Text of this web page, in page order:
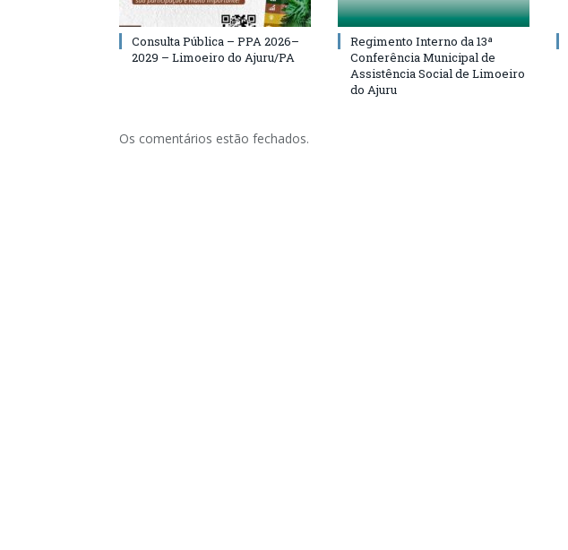
Consulta Pública – PPA 2026–
2029 – Limoeiro do Ajuru/PA
Regimento Interno da 13ª
Conferência Municipal de
Assistência Social de Limoeiro
do Ajuru
Os comentários estão fechados.